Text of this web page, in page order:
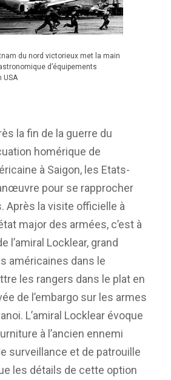
du nord victorieux met la main
d’équipements
USA
la fin de la guerre du
homérique de
à Saigon, les Etats-
pour se rapprocher
Après la visite officielle à
major des armées, c’est à
l’amiral Locklear, grand
américaines dans le
les rangers dans le plat en
de l’embargo sur les armes
L’amiral Locklear évoque
à l’ancien ennemi
surveillance et de patrouille
les détails de cette option